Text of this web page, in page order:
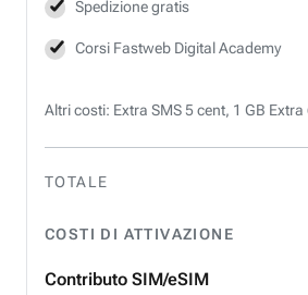
Spedizione gratis
Corsi Fastweb Digital Academy
Altri costi: Extra SMS 5 cent, 1 GB Extra
TOTALE
COSTI DI ATTIVAZIONE
Contributo SIM/eSIM